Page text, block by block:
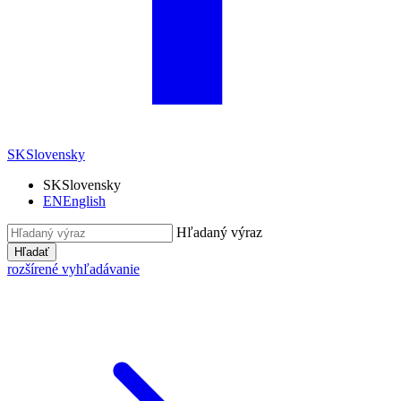
SKSlovensky
SKSlovensky
ENEnglish
Hľadaný výraz
Hľadať
rozšírené vyhľadávanie